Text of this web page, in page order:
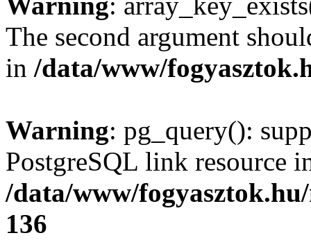
The second argument
in /data/www/
Warning: pg_query():
PostgreSQL link resource
/data/www/
136